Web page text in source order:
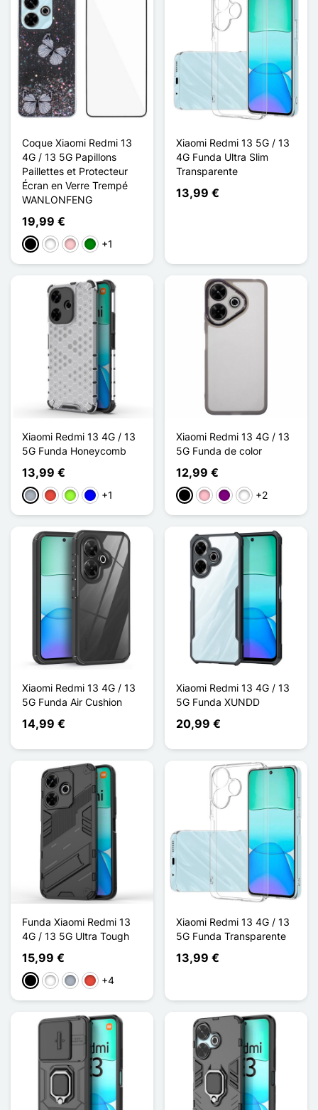
Coque Xiaomi Redmi 13
4G / 13 5G Papillons
Paillettes et Protecteur
Écran en Verre Trempé
WANLONFENG
19,99 €
NegroBlancoRosaVerde
+1
Xiaomi Redmi 13 5G / 13
4G Funda Ultra Slim
Transparente
13,99 €
Xiaomi Redmi 13 4G / 13
5G Funda Honeycomb
13,99 €
Gris RojoVerde manzana
Azul+1
Xiaomi Redmi 13 4G / 13
5G Funda de color
12,99 €
Noir Transparent
Rose Transparent
Violet Transparent
Cyan+2
Xiaomi Redmi 13 4G / 13
5G Funda Air Cushion
14,99 €
Xiaomi Redmi 13 4G / 13
5G Funda XUNDD
20,99 €
Funda Xiaomi Redmi 13
4G / 13 5G Ultra Tough
15,99 €
NegroBlanco
Gris Rojo+4
Xiaomi Redmi 13 4G / 13
5G Funda Transparente
13,99 €